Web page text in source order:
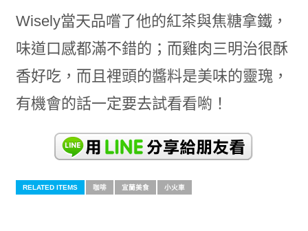
Wisely當天品嚐了他的紅茶與焦糖拿鐵，
味道口感都滿不錯的；而雞肉三明治很酥
香好吃，而且裡頭的醬料是美味的靈瑰，
有機會的話一定要去試看看喲！
RELATED ITEMS 咖啡 宜蘭美食 小火車